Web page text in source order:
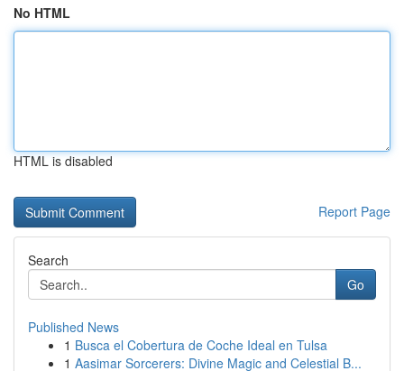
No HTML
HTML is disabled
Report Page
Search
Go
Published News
1 Busca el Cobertura de Coche Ideal en Tulsa
1 Aasimar Sorcerers: Divine Magic and Celestial B...